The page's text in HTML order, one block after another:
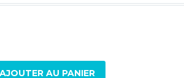
AJOUTER AU PANIER